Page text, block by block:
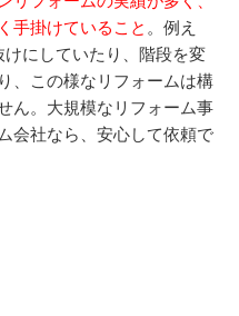
手掛けていること 。例え
にしていたり、階段を変
、この様なリフォームは構
ん。大規模なリフォーム事
会社なら、安心して依頼で